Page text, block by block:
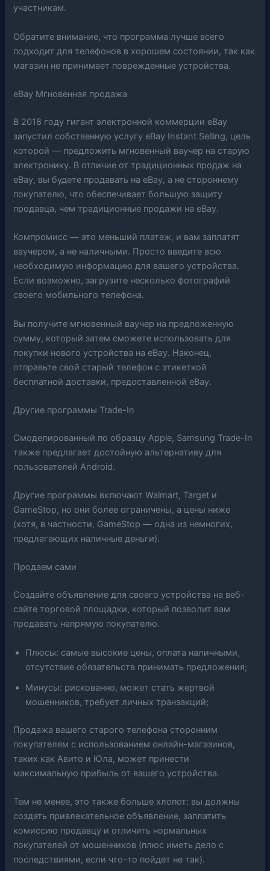
участникам.
Обратите внимание, что программа лучше всего
подходит для телефонов в хорошем состоянии, так как
магазин не принимает поврежденные устройства.
eBay Мгновенная продажа
В 2018 году гигант электронной коммерции eBay
запустил собственную услугу eBay Instant Selling, цель
которой — предложить мгновенный ваучер на старую
электронику. В отличие от традиционных продаж на
eBay, вы будете продавать на eBay, а не стороннему
покупателю, что обеспечивает большую защиту
продавца, чем традиционные продажи на eBay.
Компромисс — это меньший платеж, и вам заплатят
ваучером, а не наличными. Просто введите всю
необходимую информацию для вашего устройства.
Если возможно, загрузите несколько фотографий
своего мобильного телефона.
Вы получите мгновенный ваучер на предложенную
сумму, который затем сможете использовать для
покупки нового устройства на eBay. Наконец,
отправьте свой старый телефон с этикеткой
бесплатной доставки, предоставленной eBay.
Другие программы Trade-In
Смоделированный по образцу Apple, Samsung Trade-In
также предлагает достойную альтернативу для
пользователей Android.
Другие программы включают Walmart, Target и
GameStop, но они более ограничены, а цены ниже
(хотя, в частности, GameStop — одна из немногих,
предлагающих наличные деньги).
Продаем сами
Создайте объявление для своего устройства на веб-
сайте торговой площадки, который позволит вам
продавать напрямую покупателю.
Плюсы: самые высокие цены, оплата наличными,
отсутствие обязательств принимать предложения;
Минусы: рискованно, может стать жертвой
мошенников, требует личных транзакций;
Продажа вашего старого телефона сторонним
покупателям с использованием онлайн-магазинов,
таких как Авито и Юла, может принести
максимальную прибыль от вашего устройства.
Тем не менее, это также больше хлопот: вы должны
создать привлекательное объявление, заплатить
комиссию продавцу и отличить нормальных
покупателей от мошенников (плюс иметь дело с
последствиями, если что-то пойдет не так).